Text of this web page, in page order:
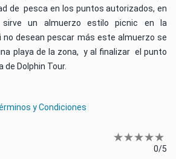
de pesca en los puntos autorizados, en
un almuerzo estilo picnic en la
no desean pescar más este almuerzo se
playa de la zona, y al finalizar el punto
de Dolphin Tour.
y Condiciones
0/5